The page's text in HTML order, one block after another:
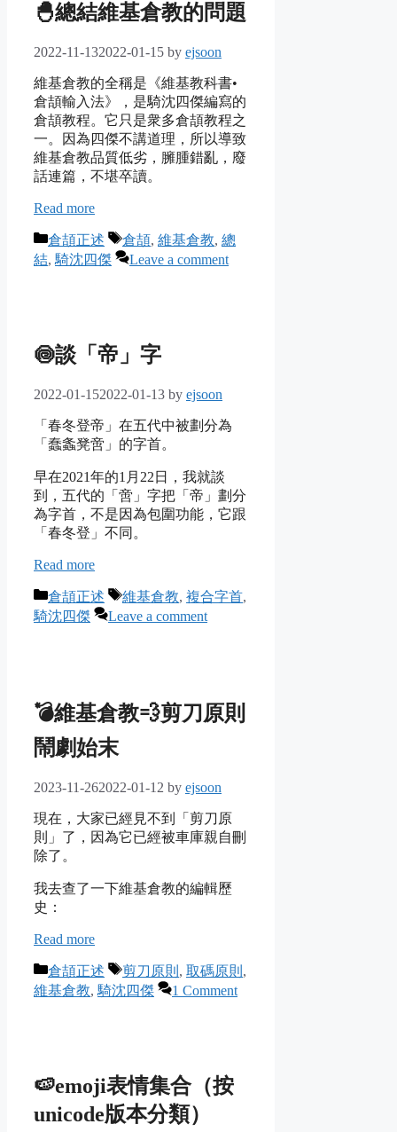
🐣總結維基倉教的問題
2022-11-132022-01-15 by ejsoon
維基倉教的全稱是《維基教科書•
倉頡輸入法》，是騎沈四傑編寫的
倉頡教程。它只是衆多倉頡教程之
一。因為四傑不講道理，所以導致
維基倉教品質低劣，臃腫錯亂，廢
話連篇，不堪卒讀。
Read more
Categories
倉頡正述 Tags
倉頡, 維基倉教, 總
結, 騎沈四傑 Leave a comment
🍥談「帝」字
2022-01-152022-01-13 by ejsoon
「春冬登帝」在五代中被劃分為
「蠢螽凳啻」的字首。
早在2021年的1月22日，我就談
到，五代的「啻」字把「帝」劃分
為字首，不是因為包圍功能，它跟
「春冬登」不同。
Read more
Categories
倉頡正述 Tags
維基倉教, 複合字首,
騎沈四傑
Leave a comment
💣維基倉教💨剪刀原則
鬧劇始末
2023-11-262022-01-12 by ejsoon
現在，大家已經見不到「剪刀原
則」了，因為它已經被車庫親自刪
除了。
我去查了一下維基倉教的編輯歷
史：
Read more
Categories
倉頡正述 Tags
剪刀原則 , 取碼原則 ,
維基倉教, 騎沈四傑 1 Comment
🍉emoji表情集合（按
unicode版本分類）